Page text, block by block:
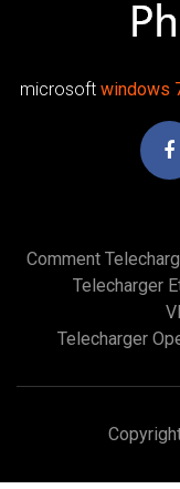
microsoft windows
Comment
Telecharger
Telecharger